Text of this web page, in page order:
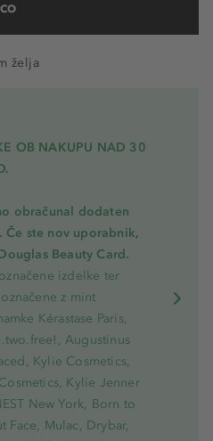
želja
OB NAKUPU NAD 30
obračunal dodaten
Če ste nov uporabnik,
Beauty Card.
izdelke ter
z mint
Kérastase Paris,
Augustinus
Kylie Cosmetics,
Kylie Jenner
New York, Born to
Face, Mulac, Drybar,